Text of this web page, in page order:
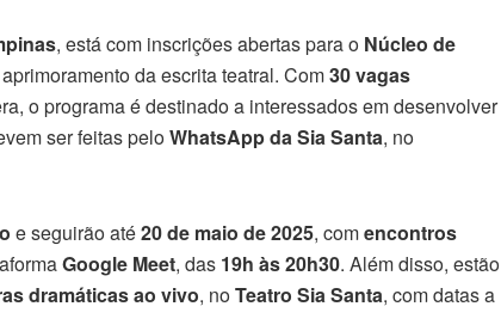
, está com inscrições abertas para o Núcleo de
da escrita teatral. Com30 vagas
o programa é destinado a interessados em desenvolver
ser feitas peloWhatsApp da Sia Santa, no
e seguirão até20 de maio de 2025, comencontros
Google Meet, das 19h às 20h30. Além disso, estão
dramáticas ao vivo, noTeatro Sia Santa, com datas a